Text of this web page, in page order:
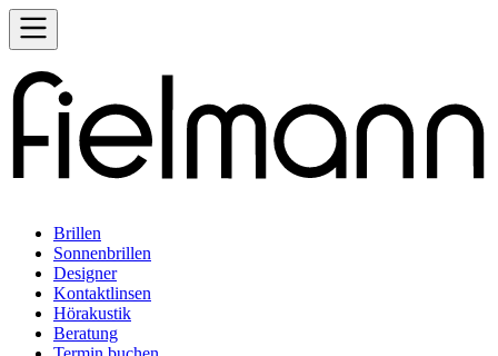
Brillen
Sonnenbrillen
Designer
Kontaktlinsen
Hörakustik
Beratung